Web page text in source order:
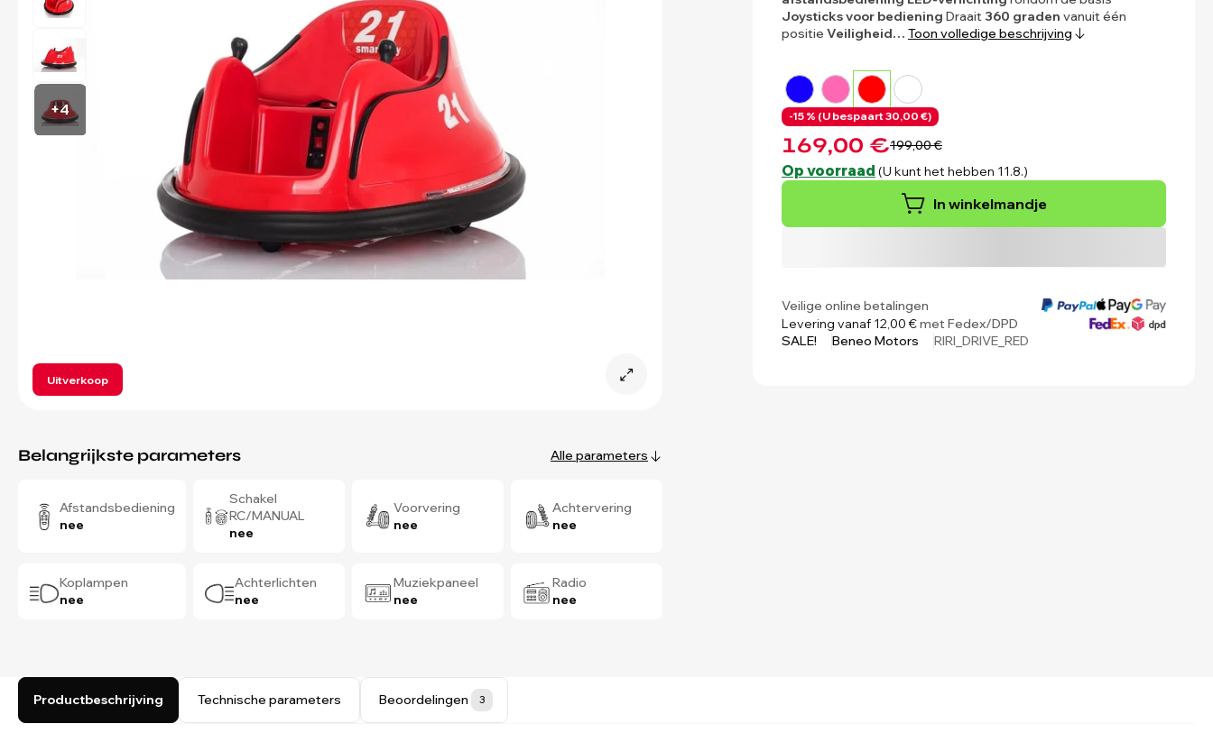
Uitverkoop
+4
Belangrijkste parameters Alle parameters
Afstandsbediening
nee
Schakel
RC/MANUAL
nee
Voorvering
nee
Achtervering
nee
Koplampen
nee
Achterlichten
nee
Muziekpaneel
nee
Radio
nee
Joysticks voor bediening Draait 360 graden vanuit één
positie Veiligheid… Toon volledige beschrijving
-15 % (U bespaart30,00 €)
169,00 €199,00 €
Op voorraad (U kunt het hebben 11.8.)
In winkelmandje
Veilige online betalingen
Levering vanaf 12,00 €met Fedex/DPD
SALE!
Beneo Motors RIRI_DRIVE_RED
Productbeschrijving Technische parameters Beoordelingen 3